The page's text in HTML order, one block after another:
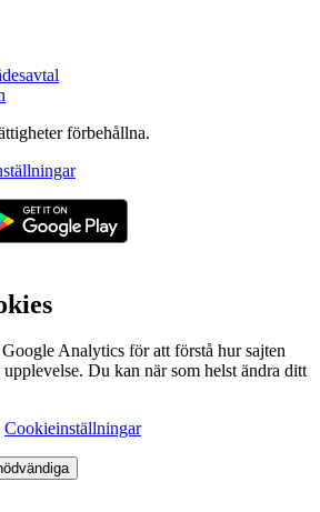
förbehållna.
Analytics för att förstå hur sajten
Du kan när som helst ändra ditt
Cookieinställningar